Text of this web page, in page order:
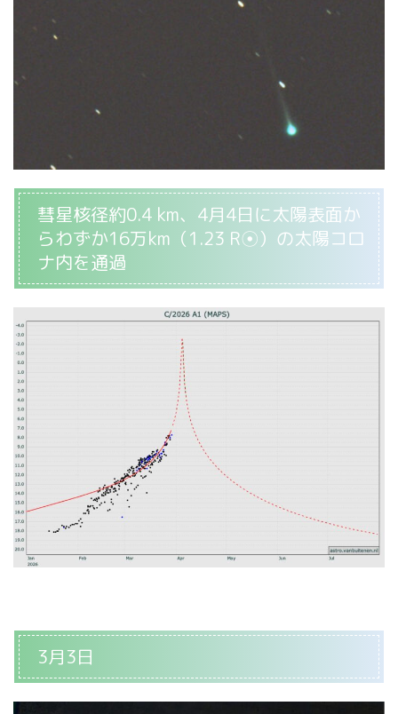
彗星核径約0.4 km、4月4日に太陽表面か
らわずか16万km（1.23 R☉）の太陽コロ
ナ内を通過
3月3日